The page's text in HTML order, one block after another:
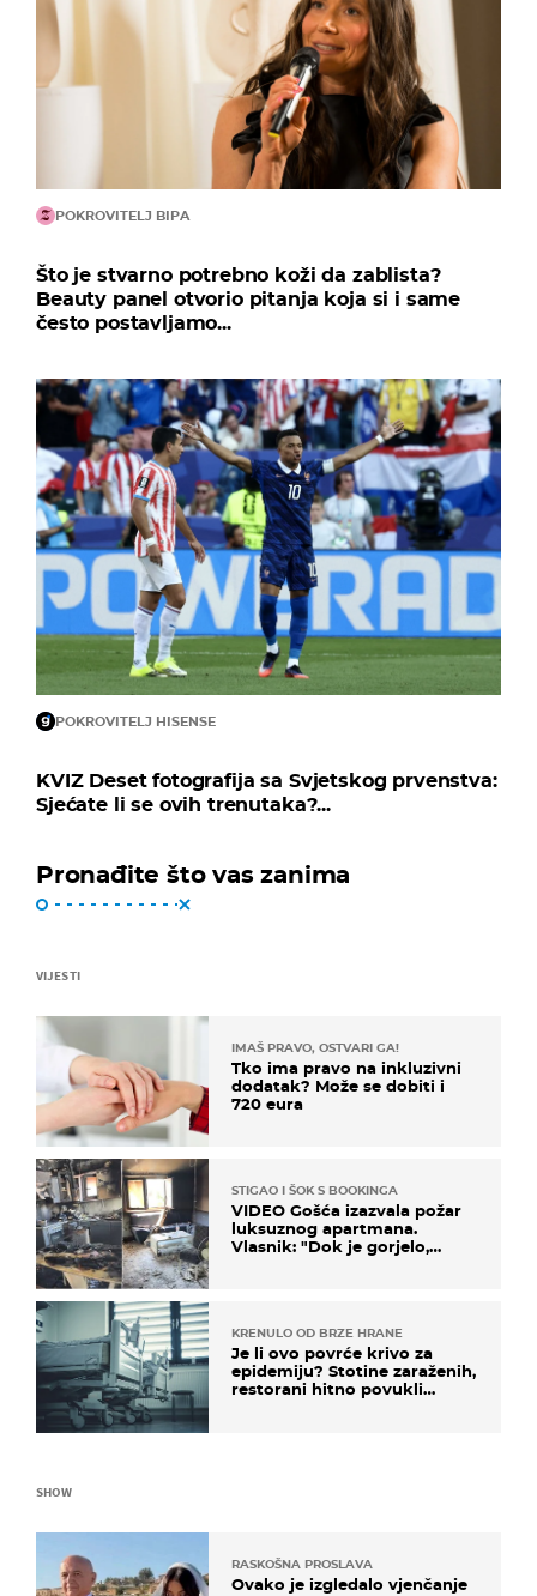
POKROVITELJ BIPA
Što je stvarno potrebno koži da zablista?
Beauty panel otvorio pitanja koja si i same
često postavljamo...
POKROVITELJ HISENSE
KVIZ Deset fotografija sa Svjetskog prvenstva:
Sjećate li se ovih trenutaka?...
Pronađite što vas zanima
VIJESTI
IMAŠ PRAVO, OSTVARI GA!
Tko ima pravo na inkluzivni
dodatak? Može se dobiti i
720 eura
STIGAO I ŠOK S BOOKINGA
VIDEO Gošća izazvala požar
luksuznog apartmana.
Vlasnik: "Dok je gorjelo,
KRENULO OD BRZE HRANE
Je li ovo povrće krivo za
epidemiju? Stotine zaraženih,
restorani hitno povukli
SHOW
RASKOŠNA PROSLAVA
Ovako je izgledalo vjenčanje